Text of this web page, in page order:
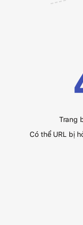
Trang
Có thể URL bị